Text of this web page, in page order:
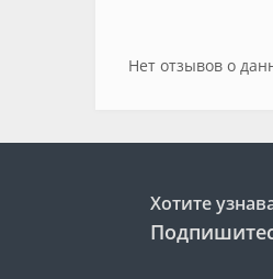
Нет отзывов о
Хотите